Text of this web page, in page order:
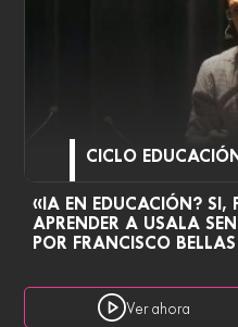
CICLO
«IA EN EDUCACIÓN? SI,
APRENDER A USALA
POR FRANCISCO BELLAS
Ver ahora